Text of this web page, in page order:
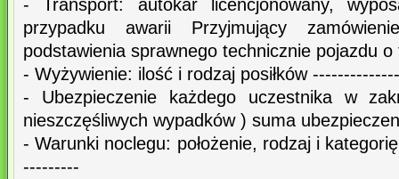
- Transport: autokar licencjonowany,
przypadku awarii Przyjmujący
podstawienia sprawnego technicznie pojazdu
- Wyżywienie: ilość i rodzaj posiłków
- Ubezpieczenie każdego uczestnika w
nieszczęśliwych wypadków ) suma
- Warunki noclegu: położenie, rodzaj i
---------